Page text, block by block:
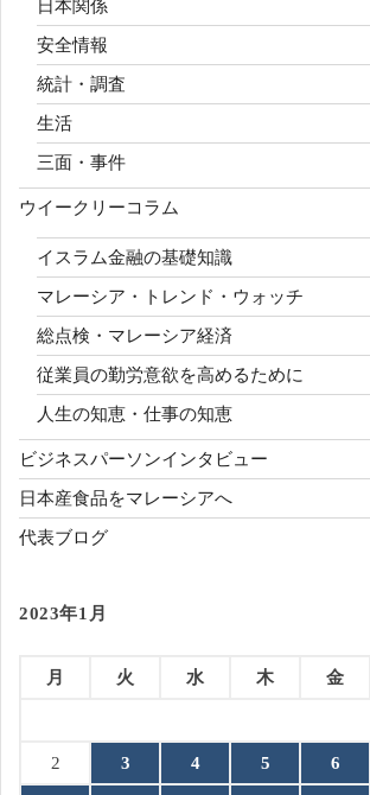
日本関係
安全情報
統計・調査
生活
三面・事件
ウイークリーコラム
イスラム金融の基礎知識
マレーシア・トレンド・ウォッチ
総点検・マレーシア経済
従業員の勤労意欲を高めるために
人生の知恵・仕事の知恵
ビジネスパーソンインタビュー
日本産食品をマレーシアへ
代表ブログ
2023年1月
月 火 水 木 金
2 3 4 5 6